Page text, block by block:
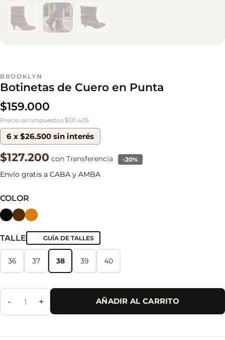
BROOKLYN
Botinetas de Cuero en Punta
$159.000
COLOR
TALLE GUÍA DE TALLES
36
36 37
37 38
38 39
39 40
40
- + AÑADIR AL CARRITO
Precio sin impuestos $131.405
6 x $26.500 sin interés
$127.200 con Transferencia -20%
Envío gratis a CABA y AMBA